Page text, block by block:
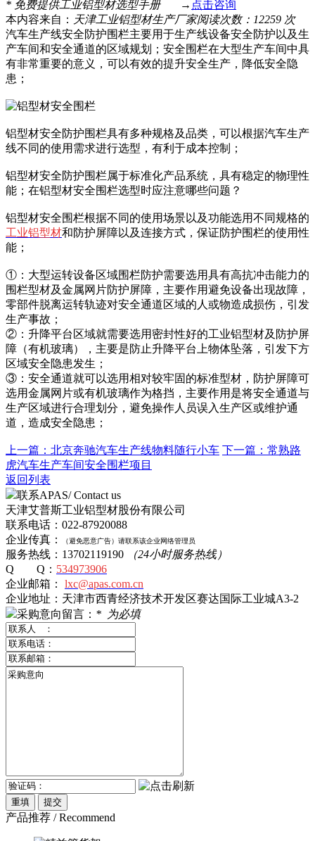
* 免费提供工业铝型材选型手册 → 点击咨询
本内容来自： 天津工业铝型材生产厂家阅读次数：12259 次
汽车生产线安全防护围栏主要用于生产线设备安全防护以及生
产车间和安全通道的区域规划；安全围栏在大型生产车间中具
有非常重要的意义，可以有效的提升安全生产，降低安全隐
患；
铝型材安全防护围栏具有多种规格及品类，可以根据汽车生产
线不同的使用需求进行选型，有利于成本控制；
铝型材安全防护围栏属于标准化产品系统，具有稳定的物理性
能；在铝型材安全围栏选型时应注意哪些问题？
铝型材安全围栏根据不同的使用场景以及功能选用不同规格的
工业铝型材和防护屏障以及连接方式，保证防护围栏的使用性
能；
①：大型运转设备区域围栏防护需要选用具有高抗冲击能力的
围栏型材及金属网片防护屏障，主要作用避免设备出现故障，
零部件脱离运转轨迹对安全通道区域的人或物造成损伤，引发
生产事故；
②：升降平台区域就需要选用密封性好的工业铝型材及防护屏
障（有机玻璃），主要是防止升降平台上物体坠落，引发下方
区域安全隐患发生；
③：安全通道就可以选用相对较牢固的标准型材，防护屏障可
选用金属网片或有机玻璃作为格挡，主要作用是将安全通道与
生产区域进行合理划分，避免操作人员误入生产区或维护通
道，造成安全隐患；
上一篇：北京奔驰汽车生产线物料随行小车 下一篇：常熟路
虎汽车生产车间安全围栏项目
返回列表
联系APAS/ Contact us
天津艾普斯工业铝型材股份有限公司
联系电话：022-87920088
企业传真：
（避免恶意广告） 请联系该企业网络管理员
服务热线：13702119190
（24小时服务热线）
Q Q： 534973906
企业邮箱： lxc@apas.com.cn
企业地址：天津市西青经济技术开发区赛达国际工业城A3-2
采购意向留言： * 为必填
产品推荐 / Recommend